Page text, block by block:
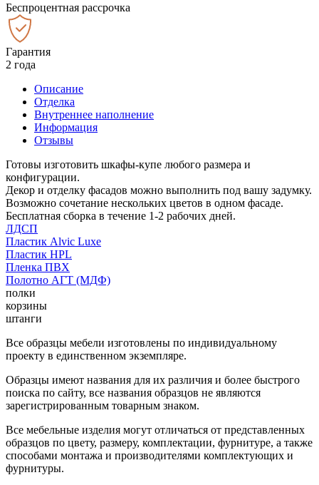
Беспроцентная рассрочка
Гарантия
2 года
Описание
Отделка
Внутреннее наполнение
Информация
Отзывы
Готовы изготовить шкафы-купе любого размера и
конфигурации.
Декор и отделку фасадов можно выполнить под вашу задумку.
Возможно сочетание нескольких цветов в одном фасаде.
Бесплатная сборка в течение 1-2 рабочих дней.
ЛДСП
Пластик Alvic Luxe
Пластик HPL
Пленка ПВХ
Полотно АГТ (МДФ)
полки
корзины
штанги
Все образцы мебели изготовлены по индивидуальному
проекту в единственном экземпляре.
Образцы имеют названия для их различия и более быстрого
поиска по сайту, все названия образцов не являются
зарегистрированным товарным знаком.
Все мебельные изделия могут отличаться от представленных
образцов по цвету, размеру, комплектации, фурнитуре, а также
способами монтажа и производителями комплектующих и
фурнитуры.